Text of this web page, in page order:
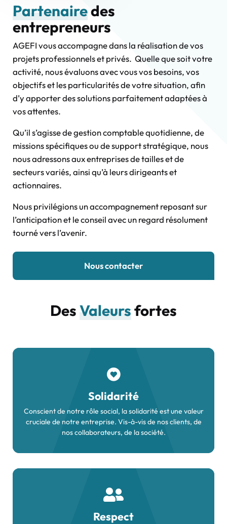
Partenairedes
entrepreneurs
AGEFI vous accompagne dans la réalisation de vos
projets professionnels et privés. Quelle que soit votre
activité, nous évaluons avec vous vos besoins, vos
objectifs et les particularités de votre situation, afin
d’y apporter des solutions parfaitement adaptées à
vos attentes.
Qu’il s’agisse de gestion comptable quotidienne, de
missions spécifiques ou de support stratégique, nous
nous adressons aux entreprises de tailles et de
secteurs variés, ainsi qu’à leurs dirigeants et
actionnaires.
Nous privilégions un accompagnement reposant sur
l’anticipation et le conseil avec un regard résolument
tourné vers l’avenir.
Nous contacter
DesValeursfortes
Solidarité
Conscient de notre rôle social, la solidarité est une valeur
cruciale de notre entreprise. Vis-à-vis de nos clients, de
nos collaborateurs, de la société.
Respect